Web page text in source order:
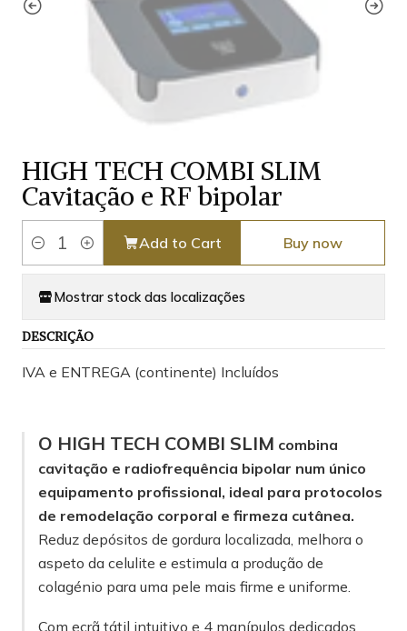
HIGH TECH COMBI SLIM
Cavitação e RF bipolar
Quantity
Add to Cart Buy now
Mostrar stock das localizações
DESCRIÇÃO
IVA e ENTREGA (continente) Incluídos
O HIGH TECH COMBI SLIM combina
cavitação e radiofrequência bipolar num único
equipamento profissional, ideal para protocolos
de remodelação corporal e firmeza cutânea.
Reduz depósitos de gordura localizada, melhora o
aspeto da celulite e estimula a produção de
colagénio para uma pele mais firme e uniforme.
Com ecrã tátil intuitivo e 4 manípulos dedicados,